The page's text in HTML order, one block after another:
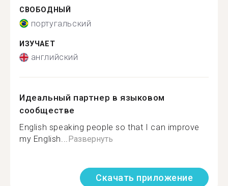
СВОБОДНЫЙ
португальский
ИЗУЧАЕТ
английский
Идеальный партнер в языковом
сообществе
English speaking people so that I can improve
my English...Развернуть
Скачать приложение